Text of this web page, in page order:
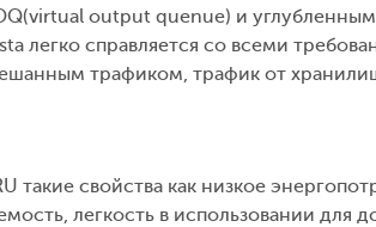
output quenue) и
легко справляется со всеми
трафиком, трафик от
свойства как низкое
легкость в использовании для